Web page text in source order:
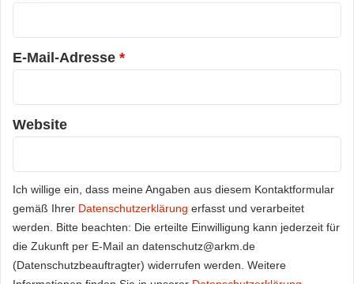
r
*
E-Mail-Adresse *
Website
Ich willige ein, dass meine Angaben aus diesem Kontaktformular
gemäß Ihrer Datenschutzerklärung erfasst und verarbeitet
werden. Bitte beachten: Die erteilte Einwilligung kann jederzeit für
die Zukunft per E-Mail an datenschutz@arkm.de
(Datenschutzbeauftragter) widerrufen werden. Weitere